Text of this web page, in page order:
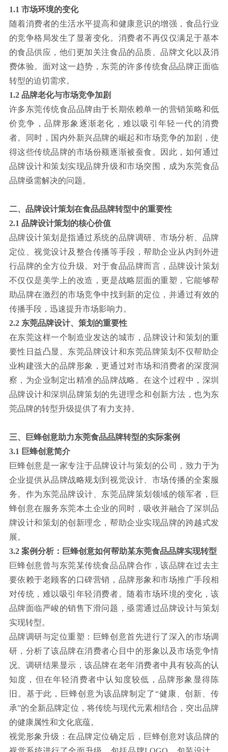
1.1 市场环境的变化
随着消费者的生活水平提高和健康意识的增强，食品行业
的竞争格局发生了显著变化。消费者不再仅仅满足于基本
的食品供应，他们更加关注食品的品质、品牌文化以及消
费体验。面对这一趋势，东莞的许多传统食品品牌正面临
转型的迫切需求。
1.2 品牌老化与市场竞争加剧
许多东莞传统食品品牌由于长期依赖单一的营销策略和低
价竞争，品牌形象逐渐老化，难以吸引年轻一代的消费
者。同时，国内外新兴品牌的崛起和市场竞争的加剧，使
得这些传统品牌的市场份额逐渐被蚕食。因此，如何通过
品牌设计和策划实现品牌升级和市场突围，成为东莞食品
品牌亟需解决的问题。
二、品牌设计策划在食品品牌转型中的重要性
2.1 品牌设计策划的核心价值
品牌设计策划是指通过系统的品牌调研、市场分析、品牌
定位、视觉设计及整合传播等手段，帮助企业从内到外进
行品牌的全方位升级。对于食品品牌而言，品牌设计策划
不仅仅是美学上的改造，更是战略层面的重塑，它能够帮
助品牌在激烈的市场竞争中找到新的定位，并通过有效的
传播手段，迅速提升市场影响力。
2.2 东莞品牌设计、策划的重要性
在东莞这样一个制造业发达的城市，品牌设计和策划的重
要性日益凸显。东莞品牌设计和东莞品牌策划不仅帮助企
业构建强大的品牌形象，更通过对市场和消费者的深度洞
察，为企业制定出精准的品牌战略。在这个过程中，深圳
品牌设计和深圳品牌策划的先进理念和创新方法，也为东
莞品牌的转型升级提供了有力支持。
三、巨蜂创意助力东莞食品品牌转型的实际案例
3.1 巨蜂创意简介
巨蜂创意是一家专注于品牌设计与策划的公司，致力于为
企业提供从品牌战略规划到视觉设计、市场传播的全案服
务。作为东莞品牌设计、东莞品牌策划领域的领军者，巨
蜂创意在服务东莞本土企业的同时，吸收并融合了深圳品
牌设计和策划的创新理念，帮助企业实现品牌的跨越式发
展。
3.2 案例分析：巨蜂创意如何帮助某东莞食品品牌实现转型
巨蜂创意曾与东莞某传统食品品牌合作，该品牌在过去主
要依赖于老顾客的口碑营销，品牌形象和市场推广手段相
对传统，难以吸引年轻消费者。随着市场环境的变化，该
品牌面临严峻的销售下滑问题，亟需通过品牌设计与策划
实现转型。
品牌调研与定位重塑：巨蜂创意首先进行了深入的市场调
研，分析了该品牌在消费者心目中的形象以及市场竞争情
况。调研结果显示，该品牌在老年消费者中具有较高的认
知度，但在年轻消费者中认知度较低，品牌形象显得陈
旧。基于此，巨蜂创意为该品牌制定了“健康、创新、传
承”的全新品牌定位，将传统与现代元素相结合，突出品牌
的健康属性和文化底蕴。
视觉形象升级：在品牌定位确定后，巨蜂创意对该品牌的